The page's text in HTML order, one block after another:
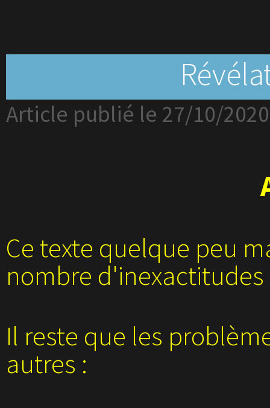
Article publié le 27/10/2020
Ce texte quelque peu
nombre
Il reste que les
autres :